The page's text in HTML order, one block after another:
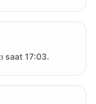
saat 17:03.